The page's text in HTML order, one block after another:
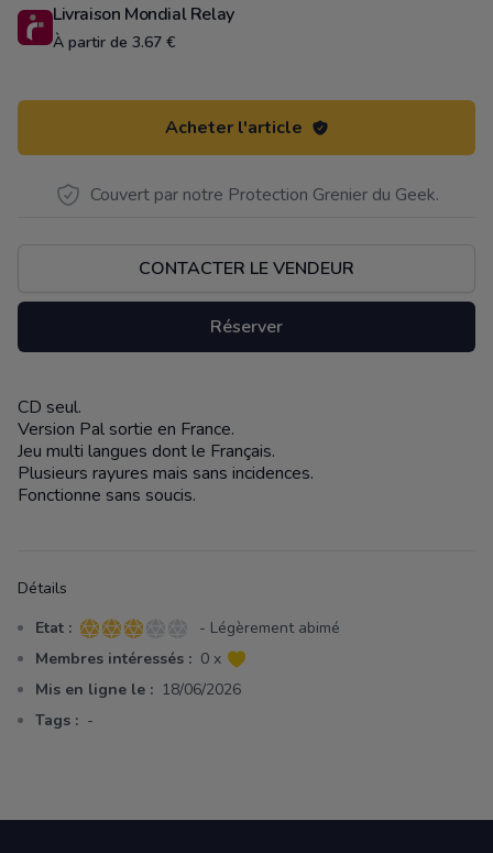
Livraison Mondial Relay
À partir de 3.67 €
Acheter l'article
Couvert par notre Protection Grenier du Geek.
CONTACTER LE VENDEUR
Réserver
Description
CD seul.
Version Pal sortie en France.
Jeu multi langues dont le Français.
Plusieurs rayures mais sans incidences.
Fonctionne sans soucis.
Détails
Etat : 3 sur 5 étoiles
- Légèrement abimé
Membres intéressés : 0 x
Mis en ligne le : 18/06/2026
Tags : -